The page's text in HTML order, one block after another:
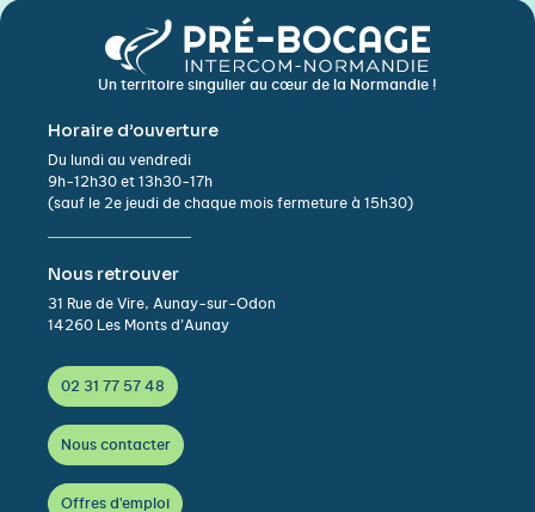
Un territoire singulier au cœur de la Normandie !
Horaire d’ouverture
Du lundi au vendredi
9h-12h30 et 13h30-17h
(sauf le 2e jeudi de chaque mois fermeture à 15h30)
Nous retrouver
31 Rue de Vire, Aunay-sur-Odon
14260 Les Monts d’Aunay
02 31 77 57 48
Nous contacter
Offres d'emploi